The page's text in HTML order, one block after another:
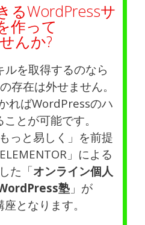
るWordPressサ
作って
んか?
を取得するのなら
存在は外せません。
ればWordPressのハ
とが可能です。
っと易しく」を前提
」による
た「オンライン個人
塾」が
となります。